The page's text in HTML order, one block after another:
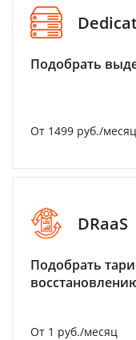
Подобрать
От 1499 руб./месяц
DRaaS
Подобрать
От 1 руб./месяц